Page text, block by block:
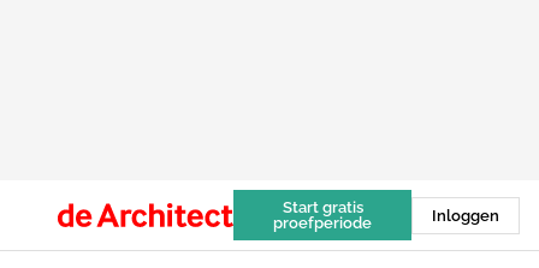
Start gratis
proefperiode
Inloggen